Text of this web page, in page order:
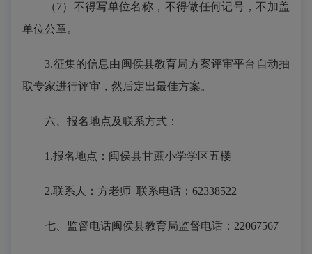
（7）不得写单位名称，不得做任何记号，不加盖
单位公章。
3.征集的信息由闽侯县教育局方案评审平台自动抽
取专家进行评审，然后定出最佳方案。
六、报名地点及联系方式：
1.报名地点：闽侯县甘蔗小学学区五楼
2.联系人： 方老师 联系电话： 62338522
七、监督电话闽侯县教育局监督电话： 22067567